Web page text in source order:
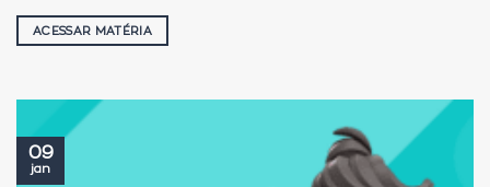
ACESSAR MATÉRIA
09
jan